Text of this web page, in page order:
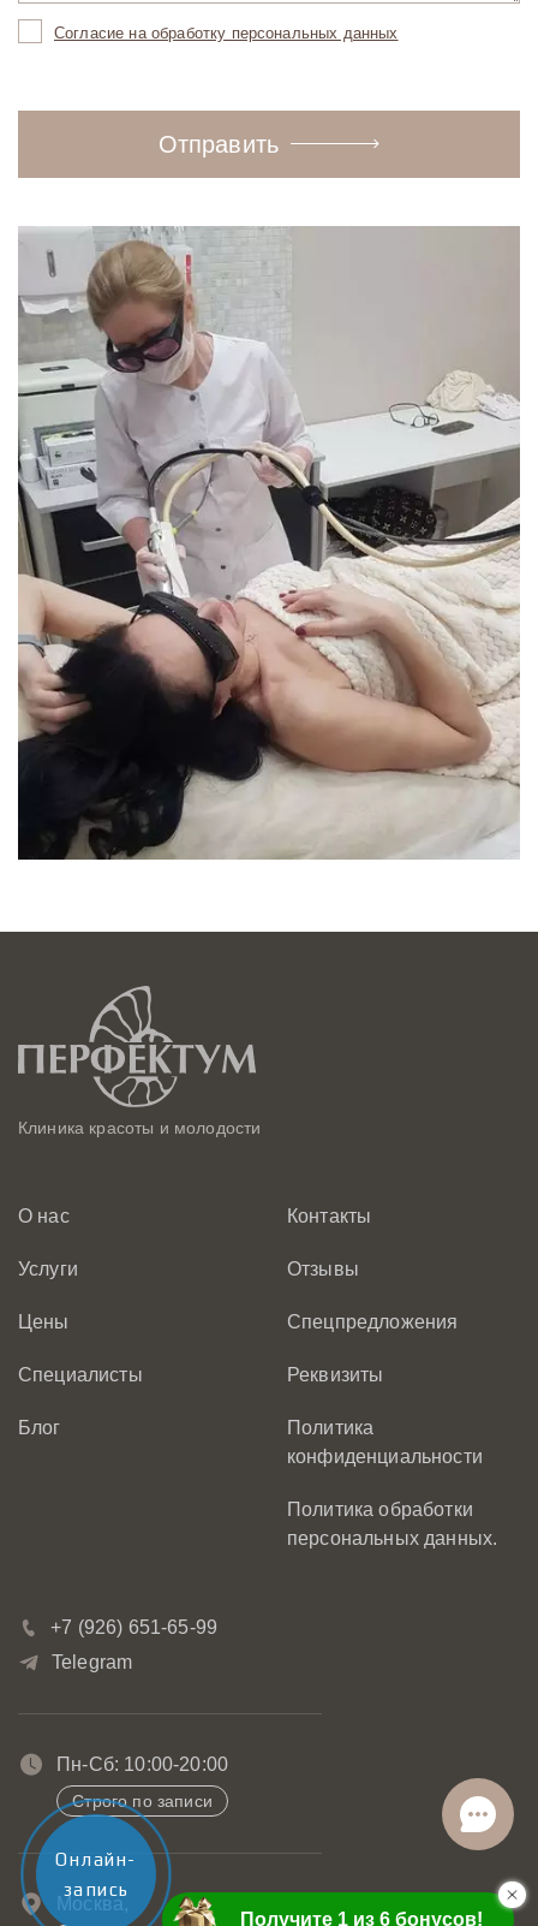
Согласие на обработку персональных данных
Отправить
Клиника красоты и молодости
О нас
Услуги
Цены
Специалисты
Блог
Контакты
Отзывы
Спецпредложения
Реквизиты
Политика
конфиденциальности
Политика обработки
персональных данных.
+7 (926) 651-65-99
Telegram
Пн-Сб: 10:00-20:00
Строго по записи
Москва,
Онлайн-
запись